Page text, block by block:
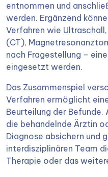
entnommen und
werden. Ergänzend
Verfahren wie
(CT),
nach Fragestellung –
eingesetzt werden.
Das Zusammenspiel
Verfahren ermöglicht
Beurteilung der Befunde.
die behandelnde Ärztin
Diagnose absichern und
interdisziplinären Team
Therapie oder das